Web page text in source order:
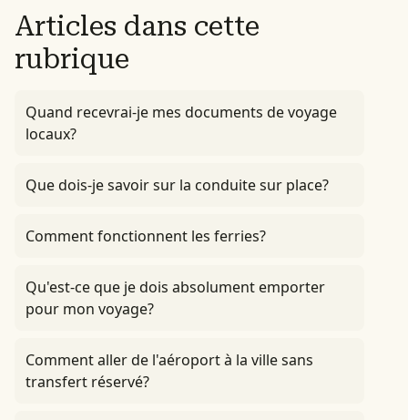
Articles dans cette
rubrique
Quand recevrai-je mes documents de voyage
locaux?
Que dois-je savoir sur la conduite sur place?
Comment fonctionnent les ferries?
Qu'est-ce que je dois absolument emporter
pour mon voyage?
Comment aller de l'aéroport à la ville sans
transfert réservé?